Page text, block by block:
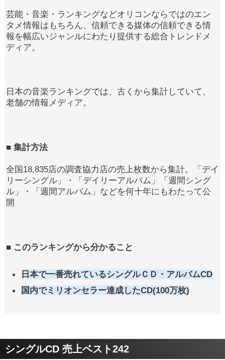
芸能・音楽・ランキングなどオリコンならではのエン
タメ情報はもちろん、信頼できる媒体の信頼できる情
報を幅広いジャンルにわたり提供する総合トレンドメ
ディア。
日本の音楽ランキングでは、古くから集計していて、
老舗の情報メディア。
■ 集計方法
全国18,835店の調査協力店の売上枚数から集計。「デイ
リーシングル」・「デイリーアルバム」「週間シング
ル」・「週間アルバム」などを何十年にもわたって公
開
■ このランキングから分かること
日本で一番売れているシングルＣＤ・アルバムCD
国内でミリオンセラー達成したCD(100万枚)
シングルCD 売上ベスト242